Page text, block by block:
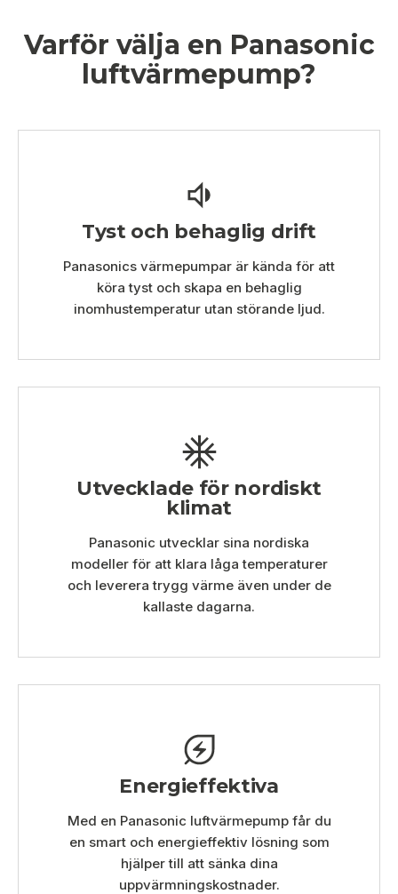
Varför välja en Panasonic
luftvärmepump?
Tyst och behaglig drift
Panasonics värmepumpar är kända för att
köra tyst och skapa en behaglig
inomhustemperatur utan störande ljud.
Utvecklade för nordiskt
klimat
Panasonic utvecklar sina nordiska
modeller för att klara låga temperaturer
och leverera trygg värme även under de
kallaste dagarna.
Energieffektiva
Med en Panasonic luftvärmepump får du
en smart och energieffektiv lösning som
hjälper till att sänka dina
uppvärmningskostnader.